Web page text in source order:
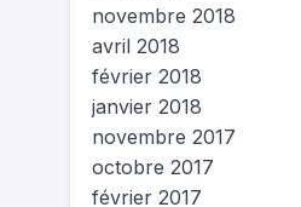
novembre 2018
avril 2018
février 2018
janvier 2018
novembre 2017
octobre 2017
février 2017